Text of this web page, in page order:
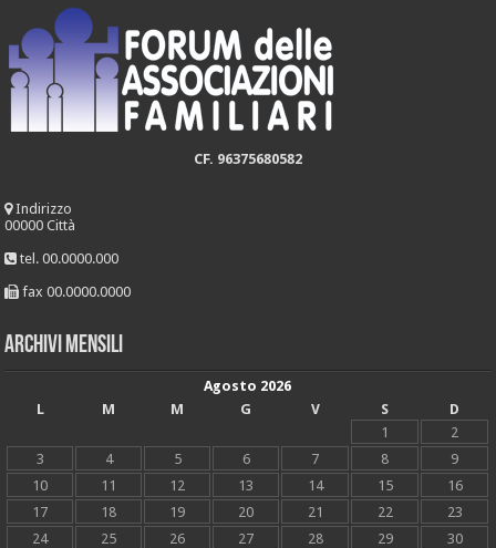
CF. 96375680582
Indirizzo
00000 Città
tel. 00.0000.000
fax 00.0000.0000
Archivi mensili
Agosto 2026
L
M M G V S
D
1
2
3
4 5 6 7 8
9
10
11 12 13 14 15
16
17
18 19 20 21 22
23
24
25 26 27 28 29
30